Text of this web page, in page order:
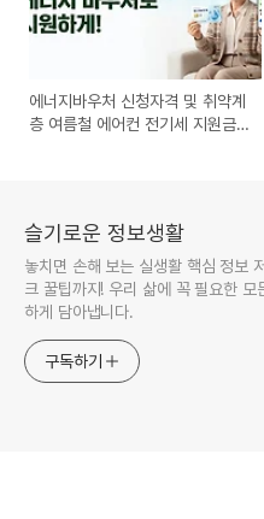
에너지바우처 신청자격 및 취약계
층 여름철 에어컨 전기세 지원금
슬기로운 정보생활
놓치면 손해 보는 실생활 핵심 정보
크 꿀팁까지! 우리 삶에 꼭 필요한 모
하게 담아냅니다.
구독하기